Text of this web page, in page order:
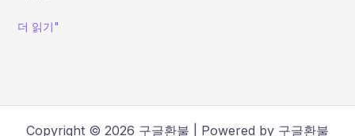
사
더 읽기"
Copyright © 2026 구글환불 | Powered by 구글환불